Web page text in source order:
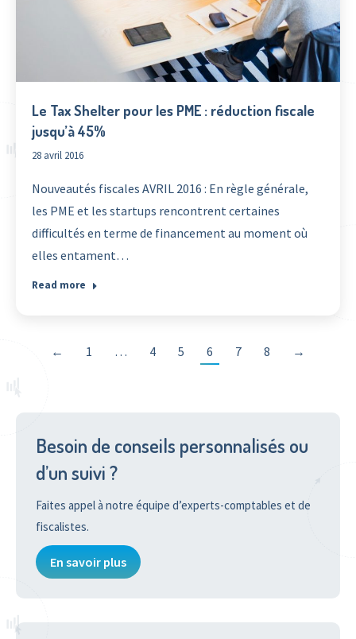
Le Tax Shelter pour les PME : réduction fiscale
jusqu’à 45%
28 avril 2016
Nouveautés fiscales AVRIL 2016 : En règle générale,
les PME et les startups rencontrent certaines
difficultés en terme de financement au moment où
elles entament…
Read more
← 1 … 4 5 6 7 8 →
Besoin de conseils personnalisés ou
d’un suivi ?
Faites appel à notre équipe d’experts-comptables et de
fiscalistes.
En savoir plus